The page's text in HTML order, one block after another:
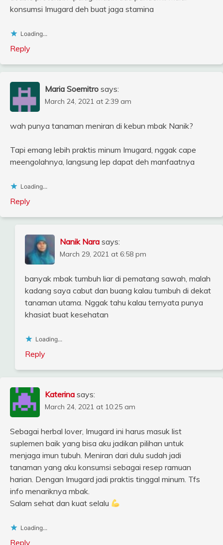
konsumsi Imugard deh buat jaga stamina
Loading...
Reply
Maria Soemitro says:
March 24, 2021 at 2:39 am
wah punya tanaman meniran di kebun mbak Nanik?
Tapi emang lebih praktis minum Imugard, nggak cape
meengolahnya, langsung lep dapat deh manfaatnya
Loading...
Reply
Nanik Nara says:
March 29, 2021 at 6:58 pm
banyak mbak tumbuh liar di pematang sawah, malah
kadang saya cabut dan buang kalau tumbuh di dekat
tanaman utama. Nggak tahu kalau ternyata punya
khasiat buat kesehatan
Loading...
Reply
Katerina says:
March 24, 2021 at 10:25 am
Sebagai herbal lover, Imugard ini harus masuk list
suplemen baik yang bisa aku jadikan pilihan untuk
menjaga imun tubuh. Meniran dari dulu sudah jadi
tanaman yang aku konsumsi sebagai resep ramuan
harian. Dengan Imugard jadi praktis tinggal minum. Tfs
info menariknya mbak.
Salam sehat dan kuat selalu
Loading...
Reply